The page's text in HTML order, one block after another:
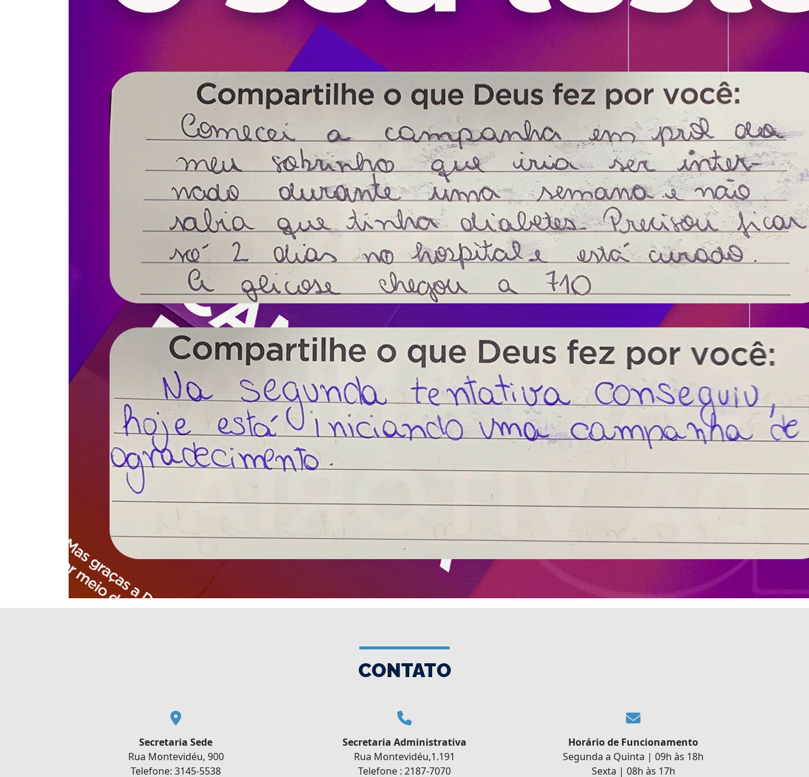
CONTATO
Secretaria Sede
Rua Montevidéu, 900
Telefone: 3145-5538
Secretaria Administrativa
Rua Montevidéu,1.191
Telefone : 2187-7070
Horário de Funcionamento
Segunda a Quinta | 09h às 18h
Sexta | 08h às 17h